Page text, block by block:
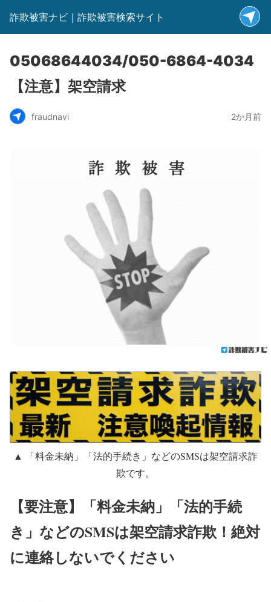
詐欺被害ナビ｜詐欺被害検索サイト
05068644034/050-6864-4034
【注意】架空請求
fraudnavi 2か月前
▲ 「料金未納」「法的手続き」などのSMSは架空請求詐
欺です。
【要注意】「料金未納」「法的手続
き」などのSMSは架空請求詐欺！絶対
に連絡しないでください